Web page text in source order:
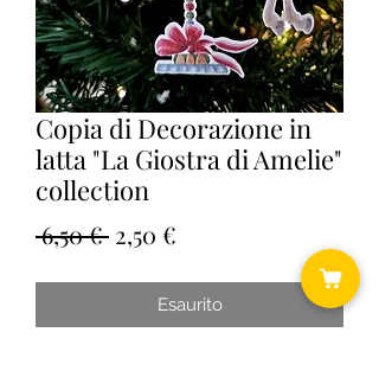
Copia di Decorazione in
latta "La Giostra di Amelie"
collection
6,50 € Prezzo
2,50 €
Esaurito